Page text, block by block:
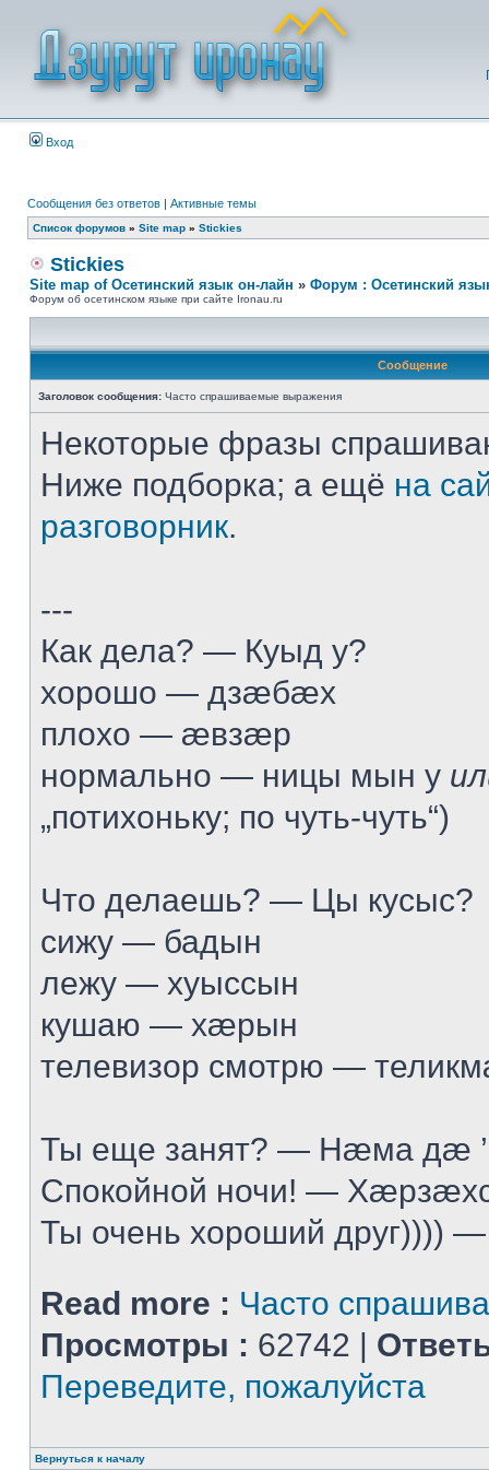
Вход
Сообщения без ответов | Активные темы
Список форумов » Site map » Stickies
Stickies
Site map of Осетинский язык он-лайн » Форум : Осетинский
Форум об осетинском языке при сайте Ironau.ru
Сообщение
Заголовок сообщения: Часто спрашиваемые выражения
Некоторые фразы
Ниже подборка; а ещё на
разговорник.
---
Как дела? — Куыд у?
хорошо — дзæбæх
плохо — æвзæр
нормально — ницы мын у
„потихоньку; по чуть-чуть“)
Что делаешь? — Цы кусыс?
сижу — бадын
лежу — хуыссын
кушаю — хæрын
телевизор смотрю —
Ты еще занят? — Нæма дæ
Спокойной ночи! —
Ты очень хороший
Read more : Часто
Просмотры : 62742 |
Переведите, пожалуйста
Вернуться к началу